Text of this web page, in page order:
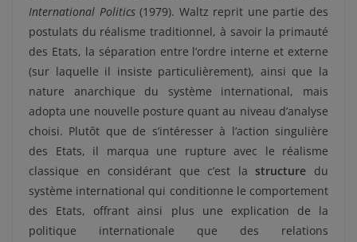
International Politics(1979). Waltz reprit une partie des
postulats du réalisme traditionnel, à savoir la primauté
des Etats, la séparation entre l’ordre interne et externe
(sur laquelle il insiste particulièrement), ainsi que la
nature anarchique du système international, mais
adopta une nouvelle posture quant au niveau d’analyse
choisi. Plutôt que de s’intéresser à l’action singulière
des Etats, il marqua une rupture avec le réalisme
classique en considérant que c’est lastructure du
système international qui conditionne le comportement
des Etats, offrant ainsi plus une explication de la
politique internationale que des relations